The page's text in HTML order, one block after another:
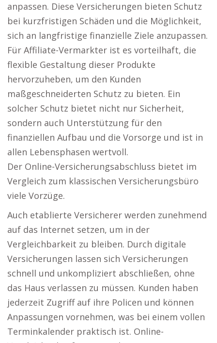
anpassen. Diese Versicherungen bieten Schutz
bei kurzfristigen Schäden und die Möglichkeit,
sich an langfristige finanzielle Ziele anzupassen.
Für Affiliate-Vermarkter ist es vorteilhaft, die
flexible Gestaltung dieser Produkte
hervorzuheben, um den Kunden
maßgeschneiderten Schutz zu bieten. Ein
solcher Schutz bietet nicht nur Sicherheit,
sondern auch Unterstützung für den
finanziellen Aufbau und die Vorsorge und ist in
allen Lebensphasen wertvoll.
Der Online-Versicherungsabschluss bietet im
Vergleich zum klassischen Versicherungsbüro
viele Vorzüge.
Auch etablierte Versicherer werden zunehmend
auf das Internet setzen, um in der
Vergleichbarkeit zu bleiben. Durch digitale
Versicherungen lassen sich Versicherungen
schnell und unkompliziert abschließen, ohne
das Haus verlassen zu müssen. Kunden haben
jederzeit Zugriff auf ihre Policen und können
Anpassungen vornehmen, was bei einem vollen
Terminkalender praktisch ist. Online-